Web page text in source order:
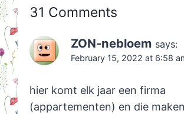
31 Comments
ZON-nebloem says:
February 15, 2022 at 6:58
hier komt elk jaar een firma
(appartementen) en die